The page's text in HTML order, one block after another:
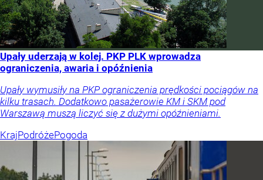
Upały uderzają w kolej. PKP PLK wprowadza
ograniczenia, awaria i opóźnienia
Upały wymusiły na PKP ograniczenia prędkości pociągów na
kilku trasach. Dodatkowo pasażerowie KM i SKM pod
Warszawą muszą liczyć się z dużymi opóźnieniami.
KrajPodróżePogoda